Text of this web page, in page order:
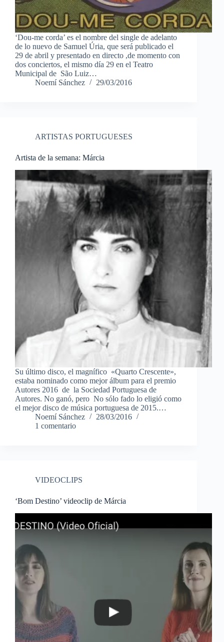
‘Dou-me corda’ es el nombre del single de adelanto
de lo nuevo de Samuel Úria, que será publicado el
29 de abril y presentado en directo ,de momento con
dos conciertos, el mismo día 29 en el Teatro
Municipal de São Luiz…
Noemí Sánchez
29/03/2016
ARTISTAS PORTUGUESES
Artista de la semana: Márcia
Su último disco, el magnífico «Quarto Crescente»,
estaba nominado como mejor álbum para el premio
Autores 2016 de la Sociedad Portuguesa de
Autores. No ganó, pero No sólo fado lo eligió como
el mejor disco de música portuguesa de 2015.…
Noemí Sánchez
28/03/2016
1 comentario
VIDEOCLIPS
‘Bom Destino’ videoclip de Márcia